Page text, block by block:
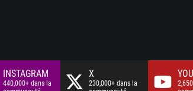
INSTAGRAM
440,000+ dans la
X
230,000+ dans la